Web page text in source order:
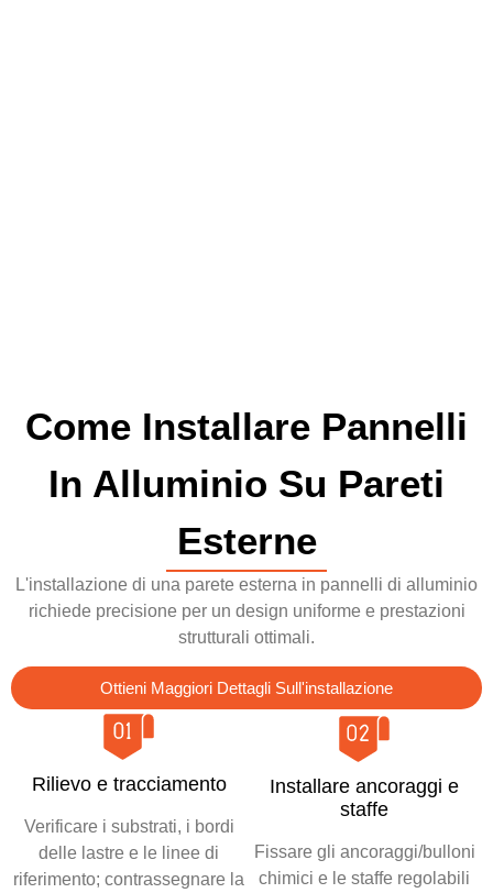
Come Installare Pannelli
In Alluminio Su Pareti
Esterne
L'installazione di una parete esterna in pannelli di alluminio
richiede precisione per un design uniforme e prestazioni
strutturali ottimali.
Ottieni Maggiori Dettagli Sull'installazione
Rilievo e tracciamento
Verificare i substrati, i bordi
delle lastre e le linee di
riferimento; contrassegnare la
Installare ancoraggi e
staffe
Fissare gli ancoraggi/bulloni
chimici e le staffe regolabili